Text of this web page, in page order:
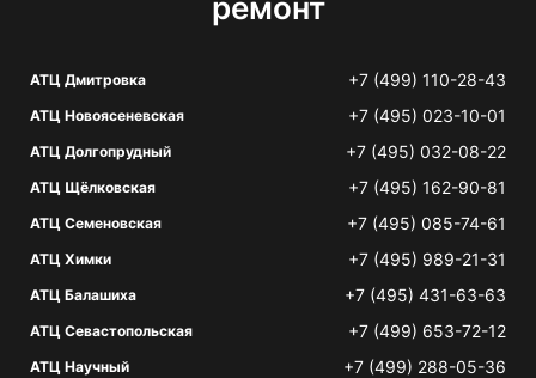
ремонт
АТЦ Дмитровка +7 (499) 110-28-43
АТЦ Новоясеневская +7 (495) 023-10-01
АТЦ Долгопрудный +7 (495) 032-08-22
АТЦ Щёлковская +7 (495) 162-90-81
АТЦ Семеновская +7 (495) 085-74-61
АТЦ Химки +7 (495) 989-21-31
АТЦ Балашиха +7 (495) 431-63-63
АТЦ Севастопольская +7 (499) 653-72-12
АТЦ Научный +7 (499) 288-05-36